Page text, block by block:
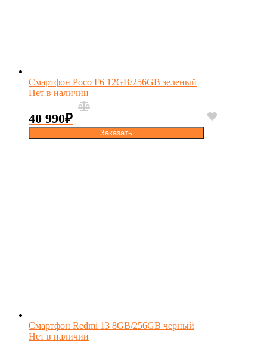
Смартфон Poco F6 12GB/256GB зеленый
Нет в наличии
40 990₽
Заказать
Смартфон Redmi 13 8GB/256GB черный
Нет в наличии